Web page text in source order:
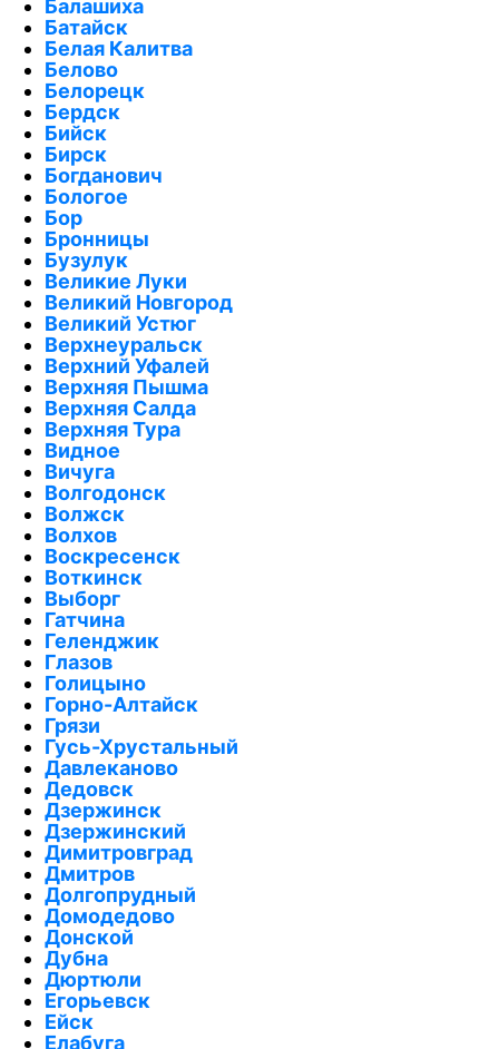
Балашиха
Батайск
Белая Калитва
Белово
Белорецк
Бердск
Бийск
Бирск
Богданович
Бологое
Бор
Бронницы
Бузулук
Великие Луки
Великий Новгород
Великий Устюг
Верхнеуральск
Верхний Уфалей
Верхняя Пышма
Верхняя Салда
Верхняя Тура
Видное
Вичуга
Волгодонск
Волжск
Волхов
Воскресенск
Воткинск
Выборг
Гатчина
Геленджик
Глазов
Голицыно
Горно-Алтайск
Грязи
Гусь-Хрустальный
Давлеканово
Дедовск
Дзержинск
Дзержинский
Димитровград
Дмитров
Долгопрудный
Домодедово
Донской
Дубна
Дюртюли
Егорьевск
Ейск
Елабуга